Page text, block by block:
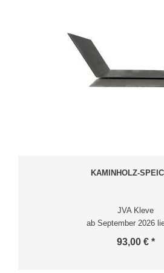
KAMINHOLZ-
JVA Kleve
ab September 2026
93,00 € *